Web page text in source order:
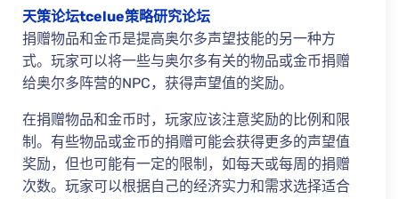
天策论坛tcelue策略研究论坛
捐赠物品和金币是提高奥尔多声望技能的另一种方
式。玩家可以将一些与奥尔多有关的物品或金币捐赠
给奥尔多阵营的NPC，获得声望值的奖励。
在捐赠物品和金币时，玩家应该注意奖励的比例和限
制。有些物品或金币的捐赠可能会获得更多的声望值
奖励，但也可能有一定的限制，如每天或每周的捐赠
次数。玩家可以根据自己的经济实力和需求选择适合